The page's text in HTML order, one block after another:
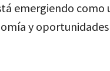
emergiendo como
y